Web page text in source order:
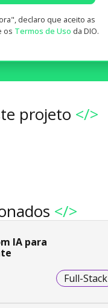
declaro que aceito as
os Termos de Uso da DIO.
projeto </>
</>
IA para
Full-Stack